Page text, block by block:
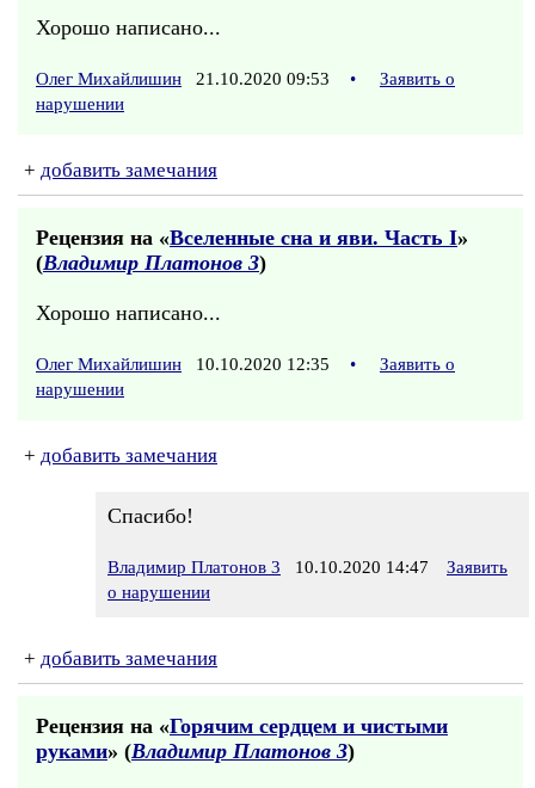
Хорошо написано...
Олег Михайлишин 21.10.2020 09:53 •
Заявить о
нарушении
+ добавить замечания
Рецензия на «Вселенные сна и яви. Часть I»
(Владимир Платонов 3)
Хорошо написано...
Олег Михайлишин 10.10.2020 12:35 •
Заявить о
нарушении
+ добавить замечания
Спасибо!
Владимир Платонов 3 10.10.2020 14:47
Заявить
о нарушении
+ добавить замечания
Рецензия на «Горячим сердцем и чистыми
руками» (Владимир Платонов 3)